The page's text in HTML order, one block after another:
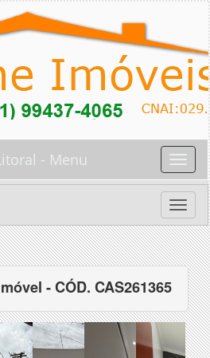
Toggle
- Menu
Toggle
- CÓD. CAS261365